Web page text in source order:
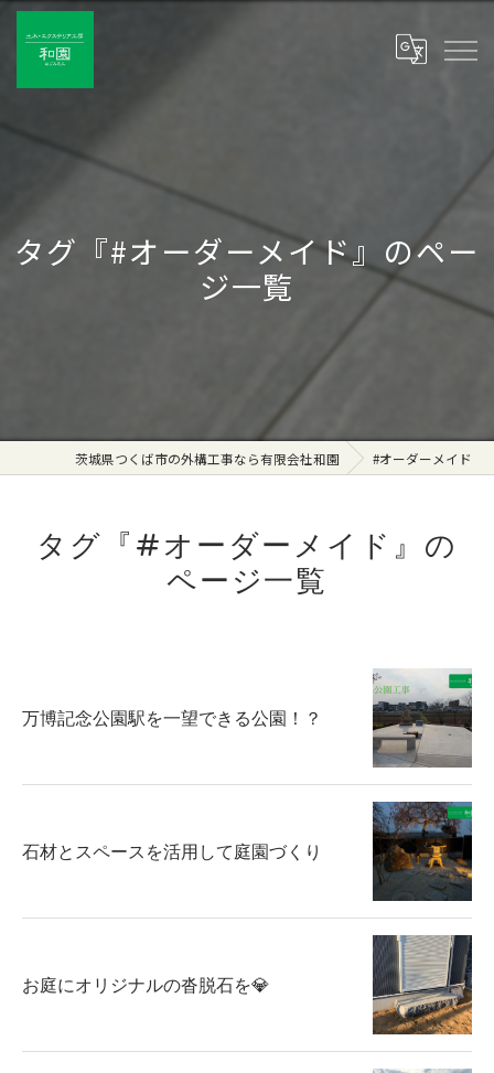
タグ『#オーダーメイド』のペー
ジ一覧
茨城県つくば市の外構工事なら有限会社和園 #オーダーメイド
タグ『#オーダーメイド』の
ページ一覧
万博記念公園駅を一望できる公園！？
石材とスペースを活用して庭園づくり
お庭にオリジナルの沓脱石を💎